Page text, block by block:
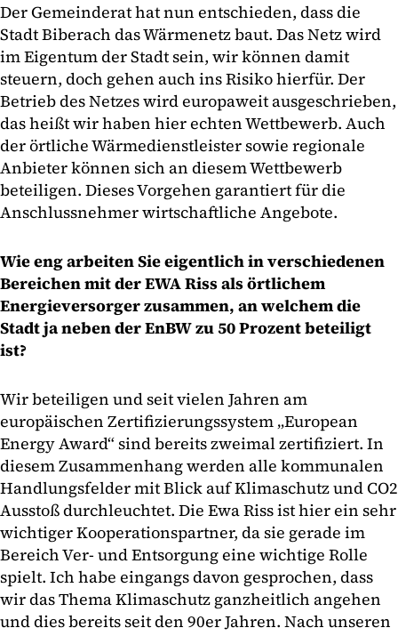
Der Gemeinderat hat nun entschieden, dass die
Stadt Biberach das Wärmenetz baut. Das Netz wird
im Eigentum der Stadt sein, wir können damit
steuern, doch gehen auch ins Risiko hierfür. Der
Betrieb des Netzes wird europaweit ausgeschrieben,
das heißt wir haben hier echten Wettbewerb. Auch
der örtliche Wärmedienstleister sowie regionale
Anbieter können sich an diesem Wettbewerb
beteiligen. Dieses Vorgehen garantiert für die
Anschlussnehmer wirtschaftliche Angebote.
Wie eng arbeiten Sie eigentlich in verschiedenen
Bereichen mit der EWA Riss als örtlichem
Energieversorger zusammen, an welchem die
Stadt ja neben der EnBW zu 50 Prozent beteiligt
ist?
Wir beteiligen und seit vielen Jahren am
europäischen Zertifizierungssystem „European
Energy Award“ sind bereits zweimal zertifiziert. In
diesem Zusammenhang werden alle kommunalen
Handlungsfelder mit Blick auf Klimaschutz und CO2
Ausstoß durchleuchtet. Die Ewa Riss ist hier ein sehr
wichtiger Kooperationspartner, da sie gerade im
Bereich Ver- und Entsorgung eine wichtige Rolle
spielt. Ich habe eingangs davon gesprochen, dass
wir das Thema Klimaschutz ganzheitlich angehen
und dies bereits seit den 90er Jahren. Nach unseren